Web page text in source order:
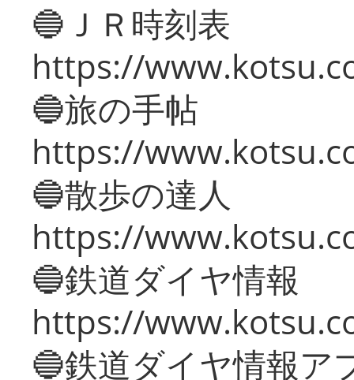
🔵ＪＲ時刻表
https://
🔵旅の手帖
https://
🔵散歩の達人
https://
🔵鉄道ダイヤ情報
https://
🔵鉄道ダイヤ情報ア